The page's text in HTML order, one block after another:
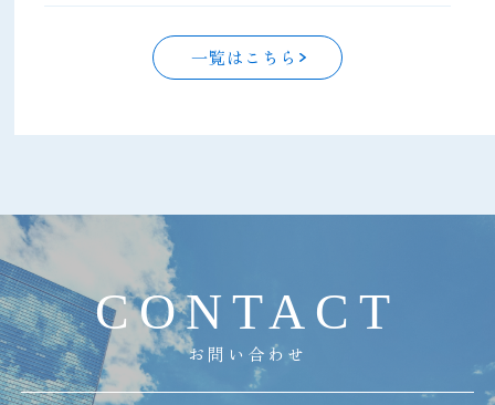
一覧はこちら
CONTA C T
お問い合わせ